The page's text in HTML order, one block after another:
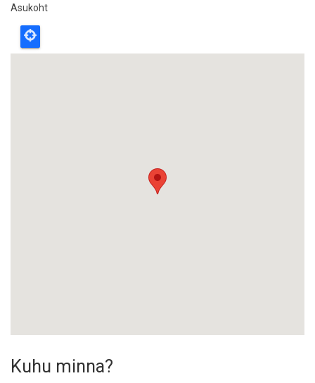
Asukoht
Kuhu minna?